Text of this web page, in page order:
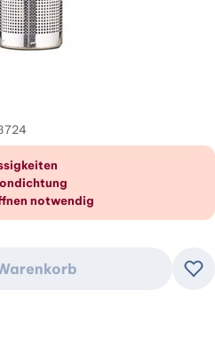
Überblick
notwendig